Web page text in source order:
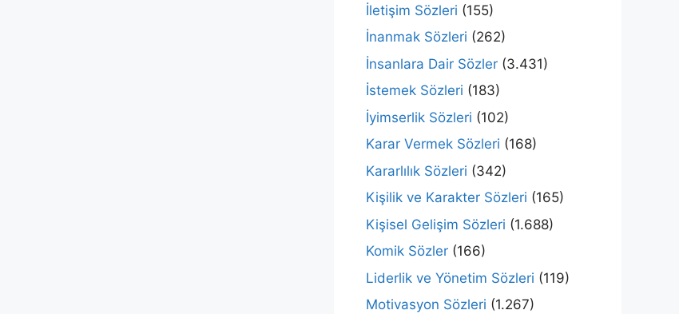
İletişim Sözleri (155)
İnanmak Sözleri (262)
İnsanlara Dair Sözler (3.431)
İstemek Sözleri (183)
İyimserlik Sözleri (102)
Karar Vermek Sözleri (168)
Kararlılık Sözleri (342)
Kişilik ve Karakter Sözleri (165)
Kişisel Gelişim Sözleri (1.688)
Komik Sözler (166)
Liderlik ve Yönetim Sözleri (119)
Motivasyon Sözleri (1.267)